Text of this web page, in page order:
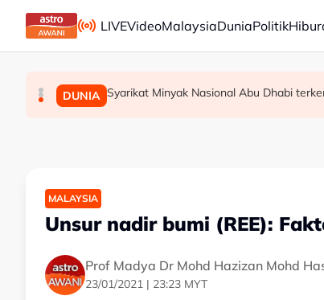
Skip to main content
LIVEVideoMalaysiaDuniaPolitik
SUKAN Aliff Rakib hadiah rumah RM1 juta
DUNIA Syarikat Minyak Nasional Abu Dhabi
SUKAN Gol Pavithran bawa Harimau Malaya ke
MALAYSIA
Unsur nadir bumi (REE):
Prof Madya Dr Mohd Hazizan Mohd
23/01/2021 | 23:23 MYT